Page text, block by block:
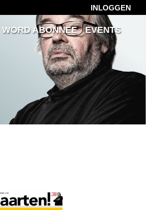
INLOGGEN
WORD ABONNEE
EVENTS